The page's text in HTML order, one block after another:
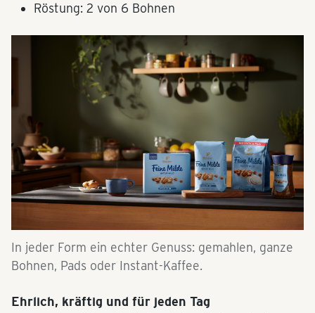
Röstung: 2 von 6 Bohnen
In jeder Form ein echter Genuss: gemahlen, ganze
Bohnen, Pads oder Instant-Kaffee.
Ehrlich, kräftig und für jeden Tag